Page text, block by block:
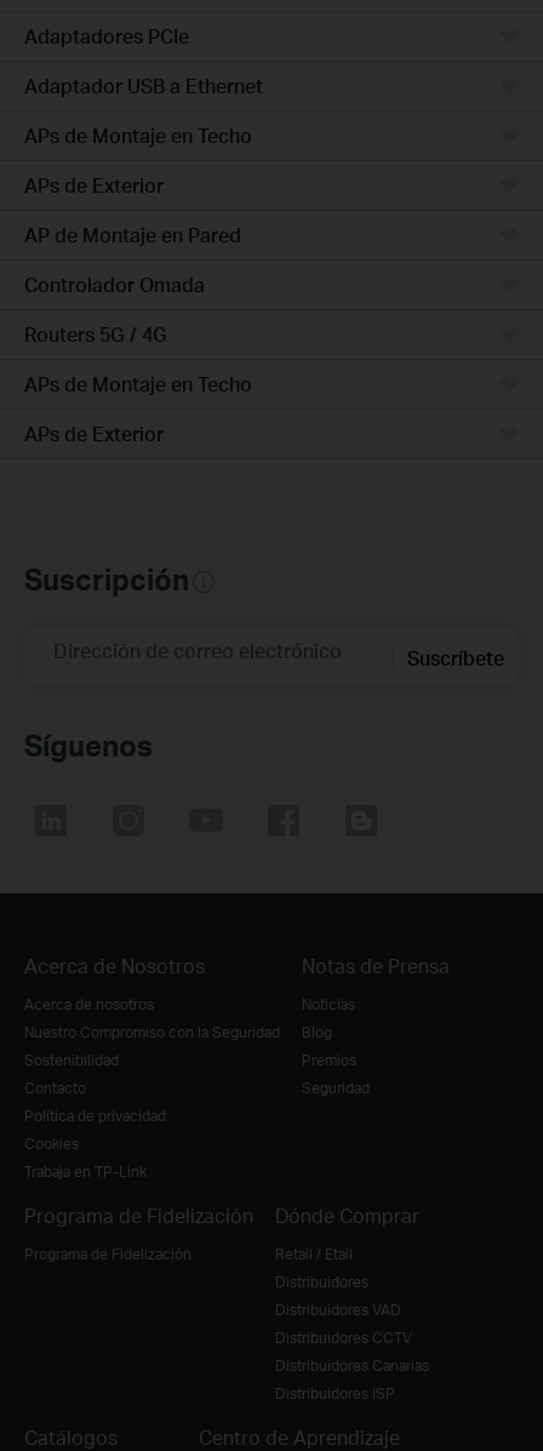
Adaptadores PCIe
Adaptador USB a Ethernet
APs de Montaje en Techo
APs de Exterior
AP de Montaje en Pared
Controlador Omada
Routers 5G / 4G
APs de Montaje en Techo
APs de Exterior
Suscripción
Dirección de correo electrónico Suscríbete
Síguenos
Acerca de Nosotros
Acerca de nosotros
Nuestro Compromiso con la Seguridad
Sostenibilidad
Contacto
Política de privacidad
Cookies
Trabaja en TP-Link
Notas de Prensa
Noticias
Blog
Premios
Seguridad
Programa de Fidelización
Programa de Fidelización
Dónde Comprar
Retail / Etail
Distribuidores
Distribuidores VAD
Distribuidores CCTV
Distribuidores Canarias
Distribuidores ISP
Catálogos Centro de Aprendizaje